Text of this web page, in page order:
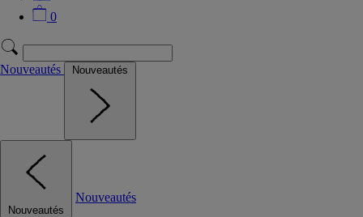
0
Nouveautés Nouveautés
Nouveautés
Nouveautés